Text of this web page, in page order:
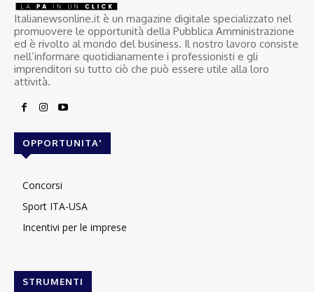
Italianewsonline.it è un magazine digitale specializzato nel
promuovere le opportunità della Pubblica Amministrazione
ed è rivolto al mondo del business. Il nostro lavoro consiste
nell’informare quotidianamente i professionisti e gli
imprenditori su tutto ciò che può essere utile alla loro
attività.
OPPORTUNITA'
Concorsi
Sport ITA-USA
Incentivi per le imprese
STRUMENTI